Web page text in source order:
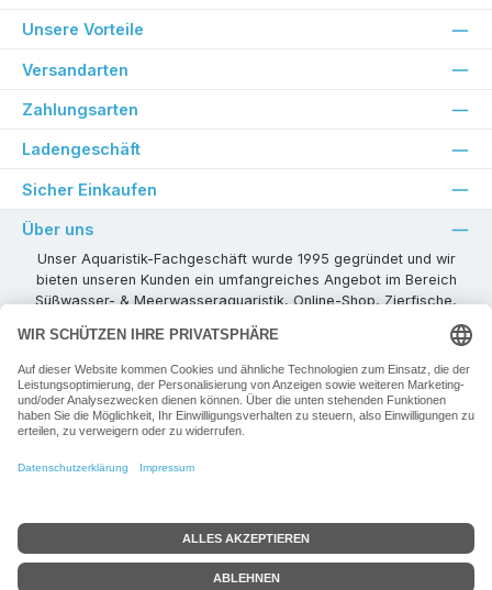
Unsere Vorteile
Versandarten
Zahlungsarten
Ladengeschäft
Sicher Einkaufen
Über uns
Unser Aquaristik-Fachgeschäft wurde 1995 gegründet und wir
bieten unseren Kunden ein umfangreiches Angebot im Bereich
Süßwasser- & Meerwasseraquaristik, Online-Shop, Zierfische,
Pflanzen, Aquarienkombinationen, Technikzubehör usw. ! Als
kompetenter Aquaristik-Fachhandelspartner stehen wir Ihnen für
alle Ihre Projekte und Einrichtungs- oder Besatzwünsche zur
Verfügung!
Besuchen Sie uns in unseren Räumlichkeiten oder senden Sie uns
Vertrag widerrufen